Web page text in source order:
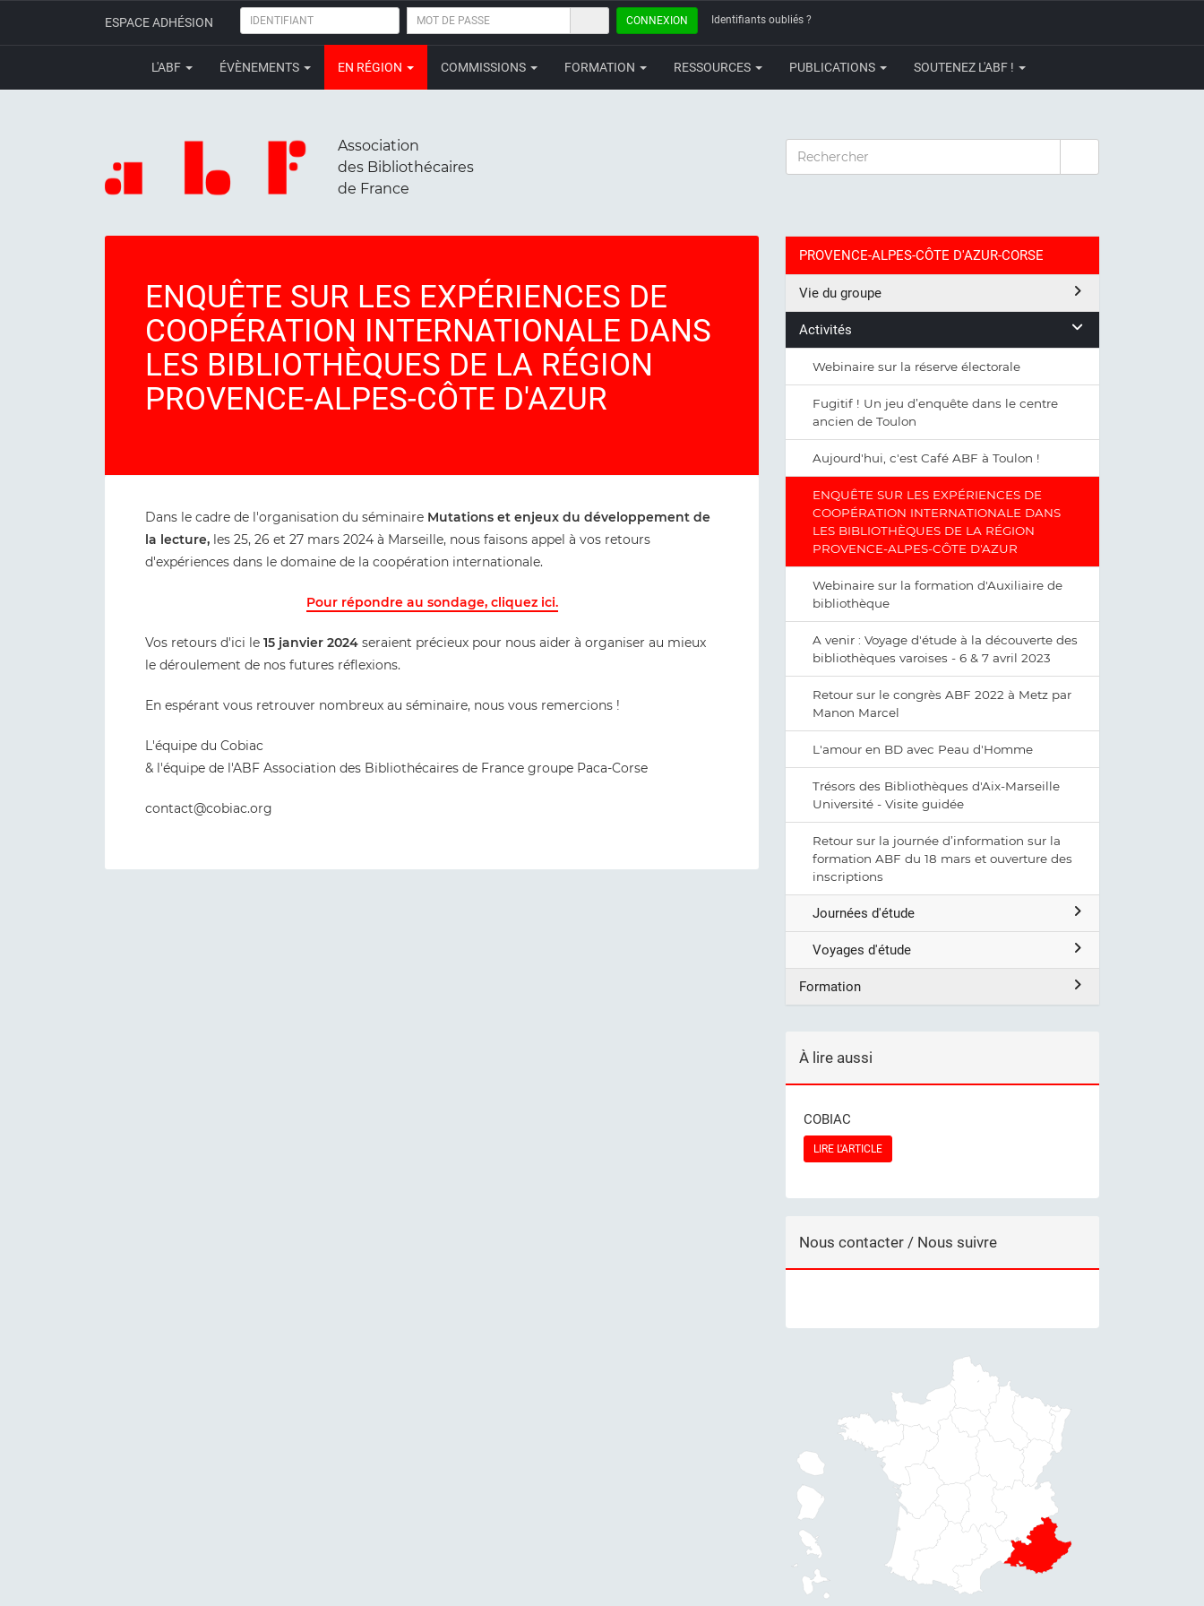
ESPACE ADHÉSION IDENTIFIANT
MOT
PASSE
CONNEXION Identifiants oubliés ?
L'ABF ÉVÈNEMENTS EN RÉGION COMMISSIONS FORMATION RESSOURCES PUBLICATIONS SOUTENEZ L'ABF !
Association
des Bibliothécaires
de France
RECHERCHER
ENQUÊTE SUR LES EXPÉRIENCES DE
COOPÉRATION INTERNATIONALE DANS
LES BIBLIOTHÈQUES DE LA RÉGION
PROVENCE-ALPES-CÔTE D'AZUR
Dans le cadre de l'organisation du séminaire Mutations et enjeux du développement de
la lecture, les 25, 26 et 27 mars 2024 à Marseille, nous faisons appel à vos retours
d'expériences dans le domaine de la coopération internationale.
Pour répondre au sondage, cliquez ici.
Vos retours d'ici le 15 janvier 2024 seraient précieux pour nous aider à organiser au mieux
le déroulement de nos futures réflexions.
En espérant vous retrouver nombreux au séminaire, nous vous remercions !
L'équipe du Cobiac
& l'équipe de l'ABF Association des Bibliothécaires de France groupe Paca-Corse
contact@cobiac.org
PROVENCE-ALPES-CÔTE D'AZUR-CORSE
Vie du groupe
Activités
Webinaire sur la réserve électorale
Fugitif ! Un jeu d’enquête dans le centre
ancien de Toulon
Aujourd'hui, c'est Café ABF à Toulon !
ENQUÊTE SUR LES EXPÉRIENCES DE
COOPÉRATION INTERNATIONALE DANS
LES BIBLIOTHÈQUES DE LA RÉGION
PROVENCE-ALPES-CÔTE D'AZUR
Webinaire sur la formation d'Auxiliaire de
bibliothèque
A venir : Voyage d'étude à la découverte des
bibliothèques varoises - 6 & 7 avril 2023
Retour sur le congrès ABF 2022 à Metz par
Manon Marcel
L'amour en BD avec Peau d'Homme
Trésors des Bibliothèques d'Aix-Marseille
Université - Visite guidée
Retour sur la journée d’information sur la
formation ABF du 18 mars et ouverture des
inscriptions
Journées d'étude
Voyages d'étude
Formation
À lire aussi
COBIAC
LIRE L'ARTICLE
Nous contacter / Nous suivre